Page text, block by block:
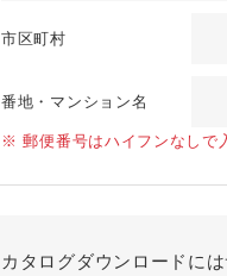
市区町村
番地・マンション名
※ 郵便番号はハイフンなしで
カタログダウンロードに